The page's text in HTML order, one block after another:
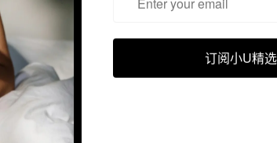
订阅小U精选
），仅为18%。这导致卡类支付在所有支付方
重的55%；银行转账与电子钱包则分别占总比
科技公司，并于2019年正式上市。Fawry在埃及